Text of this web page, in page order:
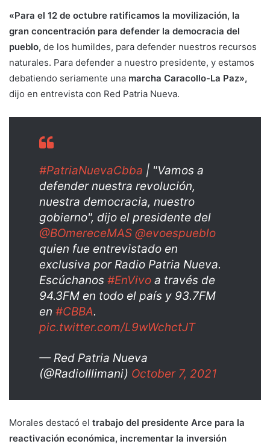
«Para el 12 de octubre ratificamos la movilización, la
gran concentración para defender la democracia del
pueblo, de los humildes, para defender nuestros recursos
naturales. Para defender a nuestro presidente, y estamos
debatiendo seriamente una marcha Caracollo-La Paz»,
dijo en entrevista con Red Patria Nueva.
#PatriaNuevaCbba | "Vamos a
defender nuestra revolución,
nuestra democracia, nuestro
gobierno", dijo el presidente del
@BOmereceMAS @evoespueblo
quien fue entrevistado en
exclusiva por Radio Patria Nueva.
Escúchanos #EnVivo a través de
94.3FM en todo el país y 93.7FM
en #CBBA.
pic.twitter.com/L9wWchctJT
— Red Patria Nueva
(@RadioIllimani) October 7, 2021
Morales destacó el trabajo del presidente Arce para la
reactivación económica, incrementar la inversión